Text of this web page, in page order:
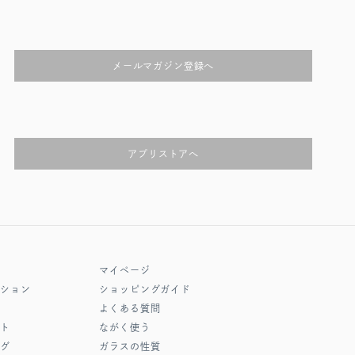
メールマガジン登録へ
アプリストアへ
ョン
マイページ
ショッピングガイド
よくある質問
ながく使う
ガラスの性質